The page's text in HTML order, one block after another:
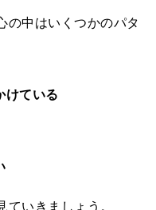
の中はいくつかのパタ
けている
いきましょう。